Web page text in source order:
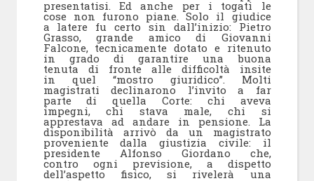
presentatisi. Ed anche per i togati le
cose non furono piane. Solo il giudice
a latere fu certo sin dall’inizio: Pietro
Grasso, grande amico di Giovanni
Falcone, tecnicamente dotato e ritenuto
in grado di garantire una buona
tenuta di fronte alle difficoltà insite
in quel “mostro giuridico”. Molti
magistrati declinarono l’invito a far
parte di quella Corte: chi aveva
impegni, chi stava male, chi si
apprestava ad andare in pensione. La
disponibilità arrivò da un magistrato
proveniente dalla giustizia civile: il
presidente Alfonso Giordano che,
contro ogni previsione, a dispetto
dell’aspetto fisico, si rivelerà una